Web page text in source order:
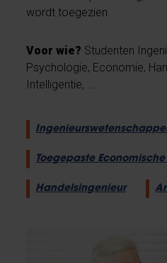
wordt toegezien.
Voor wie? Studenten
Psychologie, Economie,
Intelligentie, …
Toegepaste
Handelsingenieur